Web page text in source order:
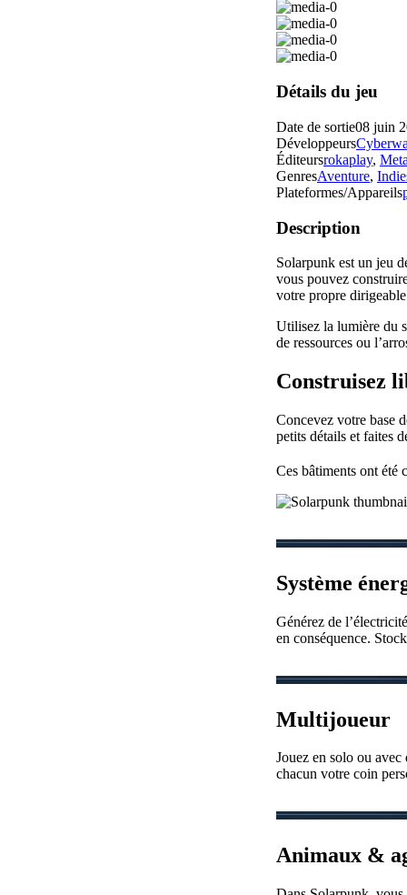
Détails du jeu
Date de sortie08 juin
Développeurs
Éditeursrokaplay,
GenresAventure,
Plateformes/Appareils
Description
Solarpunk est un jeu
vous pouvez
votre propre
Utilisez la lumière du
de ressources ou
Construisez
Concevez votre base
petits détails et faites
Ces bâtiments ont été
Système
Générez de
en conséquence.
Multijoueur
Jouez en solo ou
chacun votre coin
Animaux &